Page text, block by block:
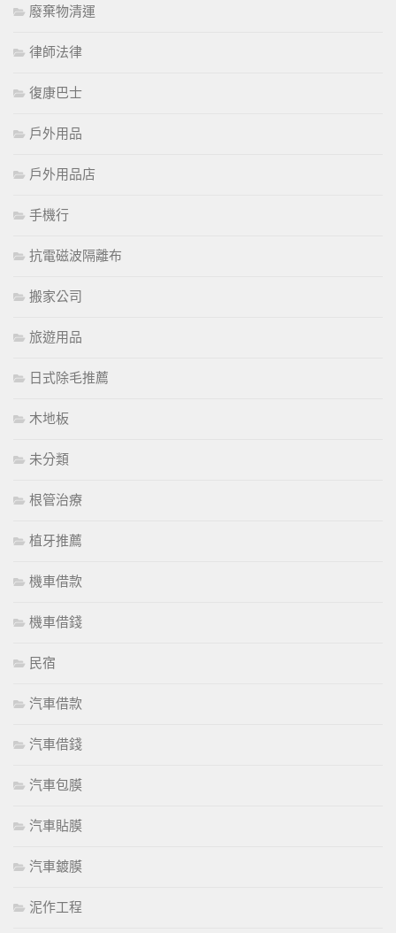
廢棄物清運
律師法律
復康巴士
戶外用品
戶外用品店
手機行
抗電磁波隔離布
搬家公司
旅遊用品
日式除毛推薦
木地板
未分類
根管治療
植牙推薦
機車借款
機車借錢
民宿
汽車借款
汽車借錢
汽車包膜
汽車貼膜
汽車鍍膜
泥作工程